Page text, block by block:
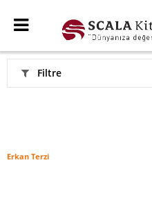
Filtre
Erkan Terzi